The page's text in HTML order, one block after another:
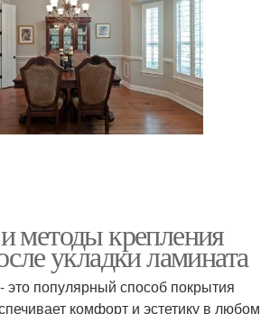
методы крепления
укладки ламината
это популярный способ покрытия
комфорт и эстетику в любом